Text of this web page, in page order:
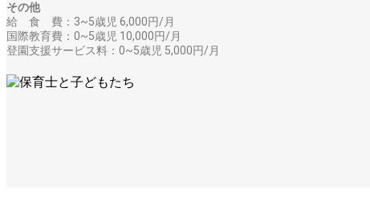
その他
給 食 費：3~5歳児 6,000円/月
国際教育費：0~5歳児 10,000円/月
登園支援サービス料：0~5歳児 5,000円/月